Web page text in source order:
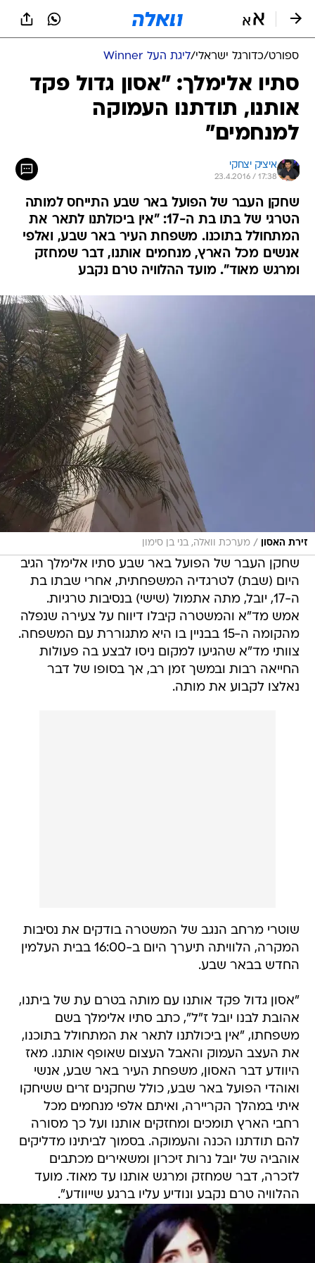
ספורט/כדורגל ישראלי/ליגת העל Winner
סתיו אלימלך: "אסון גדול פקד
אותנו, תודתנו העמוקה
למנחמים"
איציק יצחקי
23.4.2016 / 17:38
שחקן העבר של הפועל באר שבע התייחס למותה
הטרגי של בתו בת ה-17: "אין ביכולתנו לתאר את
המתחולל בתוכנו. משפחת העיר באר שבע, ואלפי
אנשים מכל הארץ, מנחמים אותנו, דבר שמחזק
ומרגש מאוד". מועד ההלוויה טרם נקבע
זירת האסון / מערכת וואלה, בני בן סימון
שחקן העבר של הפועל באר שבע סתיו אלימלך הגיב
היום (שבת) לטרגדיה המשפחתית, אחרי שבתו בת
ה-17, יובל, מתה אתמול (שישי) בנסיבות טרגיות.
אמש מד"א והמשטרה קיבלו דיווח על צעירה שנפלה
מהקומה ה-15 בבניין בו היא מתגוררת עם המשפחה.
צוותי מד"א שהגיעו למקום ניסו לבצע בה פעולות
החייאה רבות ובמשך זמן רב, אך בסופו של דבר
נאלצו לקבוע את מותה.
שוטרי מרחב הנגב של המשטרה בודקים את נסיבות
המקרה, הלוויתה תיערך היום ב-16:00 בבית העלמין
החדש בבאר שבע.
"אסון גדול פקד אותנו עם מותה בטרם עת של ביתנו,
אהובת לבנו יובל ז"ל", כתב סתיו אלימלך בשם
משפחתו, "אין ביכולתנו לתאר את המתחולל בתוכנו,
את העצב העמוק והאבל העצום שאופף אותנו. מאז
היוודע דבר האסון, משפחת העיר באר שבע, אנשי
ואוהדי הפועל באר שבע, כולל שחקנים זרים ששיחקו
איתי במהלך הקריירה, ואיתם אלפי מנחמים מכל
רחבי הארץ תומכים ומחזקים אותנו ועל כך מסורה
להם תודתנו הכנה והעמוקה. בסמוך לביתינו מדליקים
אוהביה של יובל נרות זיכרון ומשאירים מכתבים
לזכרה, דבר שמחזק ומרגש אותנו עד מאוד. מועד
ההלוויה טרם נקבע ונודיע עליו ברגע שייוודע".